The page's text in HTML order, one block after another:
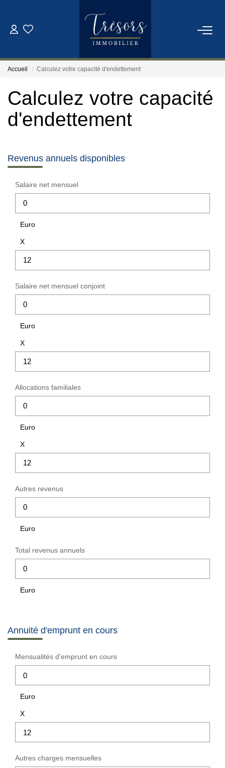
NOTRE AGENCE
Accueil Calculez votre capacité d'endettement
Calculez votre capacité
d'endettement
Revenus annuels disponibles
Salaire net mensuel
Euro
X
Salaire net mensuel conjoint
Euro
X
Allocations familiales
Euro
X
Autres revenus
Euro
Total revenus annuels
Euro
Annuité d'emprunt en cours
Mensualités d'emprunt en cours
Euro
X
Autres charges mensuelles